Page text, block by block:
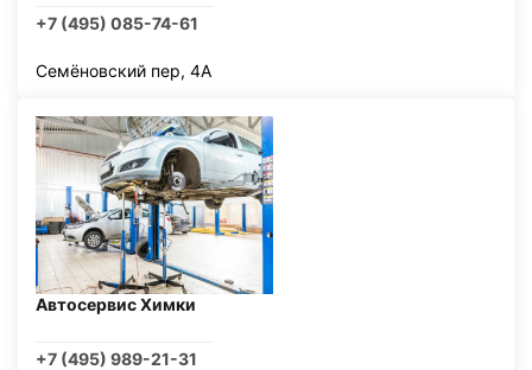
+7 (495) 085-74-61
Семёновский пер, 4А
Автосервис Химки
+7 (495) 989-21-31